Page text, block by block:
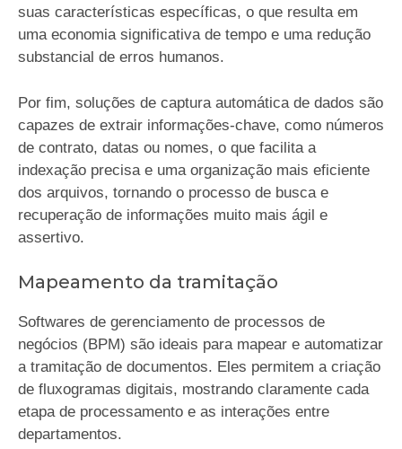
suas características específicas, o que resulta em
uma economia significativa de tempo e uma redução
substancial de erros humanos.
Por fim, soluções de captura automática de dados são
capazes de extrair informações-chave, como números
de contrato, datas ou nomes, o que facilita a
indexação precisa e uma organização mais eficiente
dos arquivos, tornando o processo de busca e
recuperação de informações muito mais ágil e
assertivo.
Mapeamento da tramitação
Softwares de gerenciamento de processos de
negócios (BPM) são ideais para mapear e automatizar
a tramitação de documentos. Eles permitem a criação
de fluxogramas digitais, mostrando claramente cada
etapa de processamento e as interações entre
departamentos.